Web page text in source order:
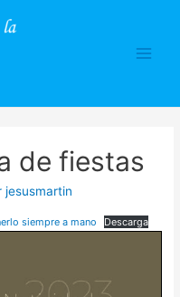
de fiestas
jesusmartin
siempre a mano Descarga